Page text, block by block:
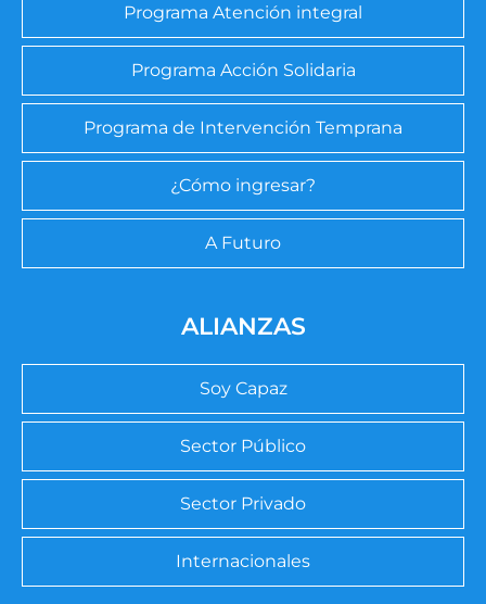
Programa Atención integral
Programa Acción Solidaria
Programa de Intervención Temprana
¿Cómo ingresar?
A Futuro
ALIANZAS
Soy Capaz
Sector Público
Sector Privado
Internacionales